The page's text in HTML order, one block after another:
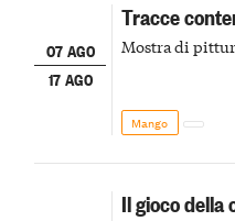
07 AGO
17 AGO
Tracce
Mostra di
Mango
Il gioco della